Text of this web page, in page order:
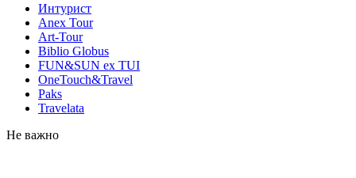
Интурист
Anex Tour
Art-Tour
Biblio Globus
FUN&SUN ex TUI
OneTouch&Travel
Paks
Travelata
Не важно